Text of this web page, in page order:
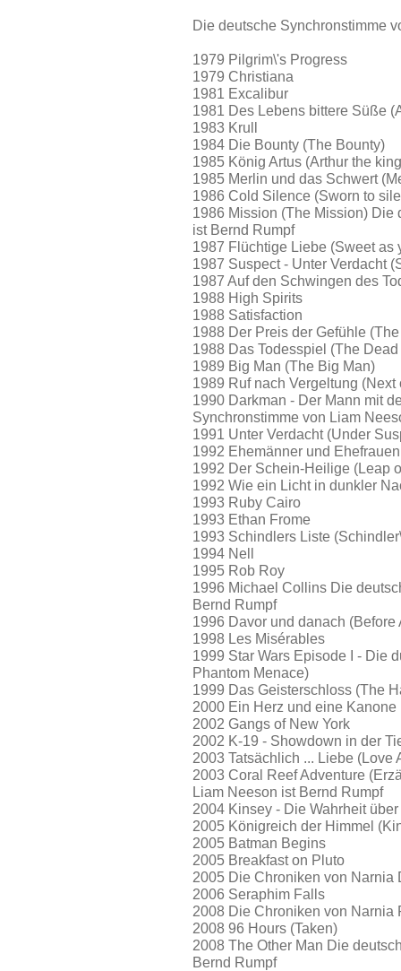
Die deutsche Synchronstimme
1979 Pilgrim\'s Progress
1979 Christiana
1981 Excalibur
1981 Des Lebens bittere Süße
1983 Krull
1984 Die Bounty (The Bounty)
1985 König Artus (Arthur the
1985 Merlin und das Schwert
1986 Cold Silence (Sworn to
1986 Mission (The Mission) Die
ist Bernd Rumpf
1987 Flüchtige Liebe (Sweet as
1987 Suspect - Unter Verdacht
1987 Auf den Schwingen des
1988 High Spirits
1988 Satisfaction
1988 Der Preis der Gefühle
1988 Das Todesspiel (The
1989 Big Man (The Big Man)
1989 Ruf nach Vergeltung (Next
1990 Darkman - Der Mann mit
Synchronstimme von Liam
1991 Unter Verdacht (Under
1992 Ehemänner und
1992 Der Schein-Heilige (Leap
1992 Wie ein Licht in dunkler
1993 Ruby Cairo
1993 Ethan Frome
1993 Schindlers Liste
1994 Nell
1995 Rob Roy
1996 Michael Collins Die
Bernd Rumpf
1996 Davor und danach (Before
1998 Les Misérables
1999 Star Wars Episode I - Die
Phantom Menace)
1999 Das Geisterschloss (The
2000 Ein Herz und eine Kanone
2002 Gangs of New York
2002 K-19 - Showdown in der
2003 Tatsächlich ... Liebe (Love
2003 Coral Reef Adventure
Liam Neeson ist Bernd Rumpf
2004 Kinsey - Die Wahrheit
2005 Königreich der Himmel
2005 Batman Begins
2005 Breakfast on Pluto
2005 Die Chroniken von Narnia
2006 Seraphim Falls
2008 Die Chroniken von Narnia
2008 96 Hours (Taken)
2008 The Other Man Die
Bernd Rumpf